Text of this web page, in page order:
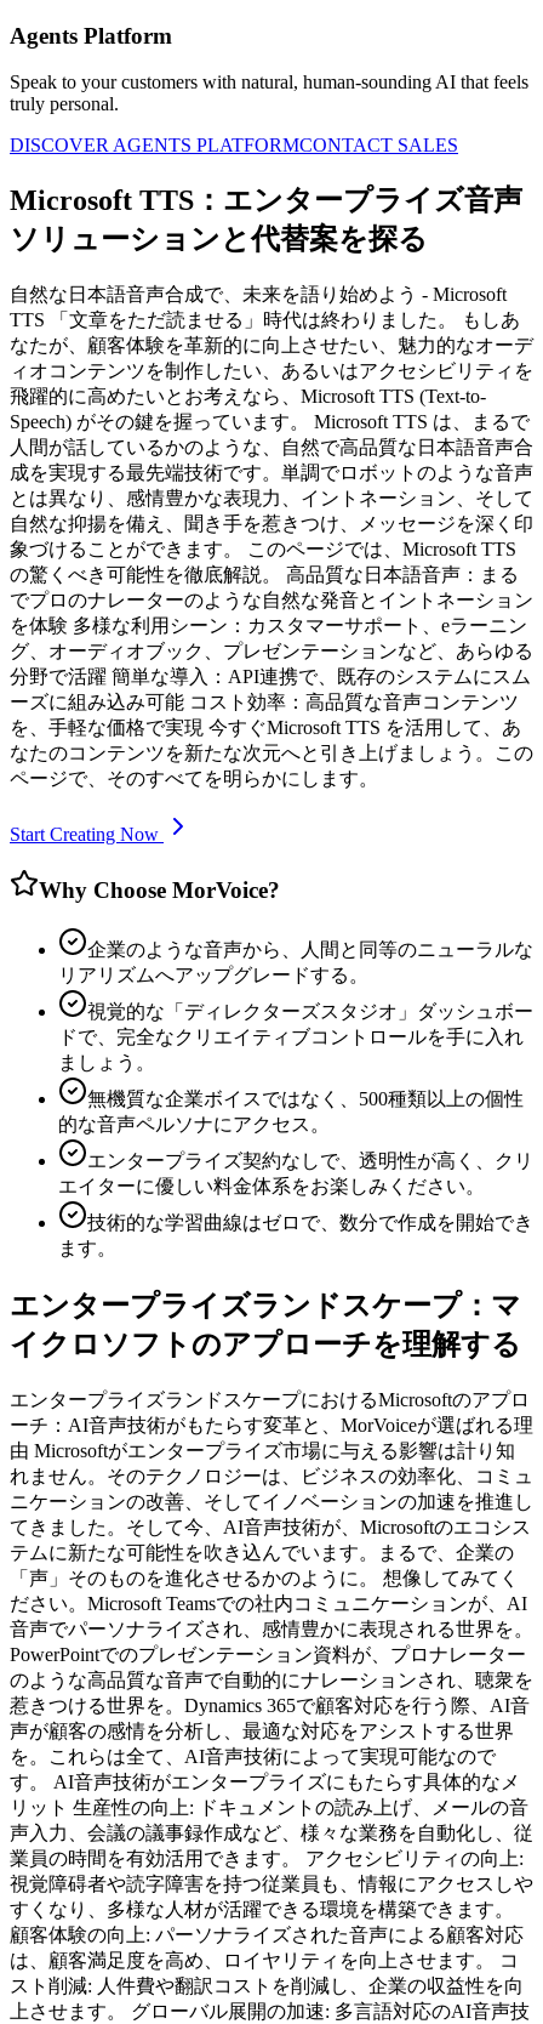
Agents Platform
Speak to your customers with natural, human-sounding AI that feels
truly personal.
DISCOVER AGENTS PLATFORMCONTACT SALES
Microsoft TTS：エンタープライズ音声
ソリューションと代替案を探る
自然な日本語音声合成で、未来を語り始めよう - Microsoft
TTS 「文章をただ読ませる」時代は終わりました。 もしあ
なたが、顧客体験を革新的に向上させたい、魅力的なオーデ
ィオコンテンツを制作したい、あるいはアクセシビリティを
飛躍的に高めたいとお考えなら、Microsoft TTS (Text-to-
Speech) がその鍵を握っています。 Microsoft TTS は、まるで
人間が話しているかのような、自然で高品質な日本語音声合
成を実現する最先端技術です。単調でロボットのような音声
とは異なり、感情豊かな表現力、イントネーション、そして
自然な抑揚を備え、聞き手を惹きつけ、メッセージを深く印
象づけることができます。 このページでは、Microsoft TTS
の驚くべき可能性を徹底解説。 高品質な日本語音声：まる
でプロのナレーターのような自然な発音とイントネーション
を体験 多様な利用シーン：カスタマーサポート、eラーニン
グ、オーディオブック、プレゼンテーションなど、あらゆる
分野で活躍 簡単な導入：API連携で、既存のシステムにスム
ーズに組み込み可能 コスト効率：高品質な音声コンテンツ
を、手軽な価格で実現 今すぐMicrosoft TTS を活用して、あ
なたのコンテンツを新たな次元へと引き上げましょう。この
ページで、そのすべてを明らかにします。
Start Creating Now
Why Choose MorVoice?
企業のような音声から、人間と同等のニューラルな
リアリズムへアップグレードする。
視覚的な「ディレクターズスタジオ」ダッシュボー
ドで、完全なクリエイティブコントロールを手に入れ
ましょう。
無機質な企業ボイスではなく、500種類以上の個性
的な音声ペルソナにアクセス。
エンタープライズ契約なしで、透明性が高く、クリ
エイターに優しい料金体系をお楽しみください。
技術的な学習曲線はゼロで、数分で作成を開始でき
ます。
エンタープライズランドスケープ：マ
イクロソフトのアプローチを理解する
エンタープライズランドスケープにおけるMicrosoftのアプロ
ーチ：AI音声技術がもたらす変革と、MorVoiceが選ばれる理
由 Microsoftがエンタープライズ市場に与える影響は計り知
れません。そのテクノロジーは、ビジネスの効率化、コミュ
ニケーションの改善、そしてイノベーションの加速を推進し
てきました。そして今、AI音声技術が、Microsoftのエコシス
テムに新たな可能性を吹き込んでいます。まるで、企業の
「声」そのものを進化させるかのように。 想像してみてく
ださい。Microsoft Teamsでの社内コミュニケーションが、AI
音声でパーソナライズされ、感情豊かに表現される世界を。
PowerPointでのプレゼンテーション資料が、プロナレーター
のような高品質な音声で自動的にナレーションされ、聴衆を
惹きつける世界を。Dynamics 365で顧客対応を行う際、AI音
声が顧客の感情を分析し、最適な対応をアシストする世界
を。これらは全て、AI音声技術によって実現可能なので
す。 AI音声技術がエンタープライズにもたらす具体的なメ
リット 生産性の向上: ドキュメントの読み上げ、メールの音
声入力、会議の議事録作成など、様々な業務を自動化し、従
業員の時間を有効活用できます。 アクセシビリティの向上:
視覚障碍者や読字障害を持つ従業員も、情報にアクセスしや
すくなり、多様な人材が活躍できる環境を構築できます。
顧客体験の向上: パーソナライズされた音声による顧客対応
は、顧客満足度を高め、ロイヤリティを向上させます。 コ
スト削減: 人件費や翻訳コストを削減し、企業の収益性を向
上させます。 グローバル展開の加速: 多言語対応のAI音声技